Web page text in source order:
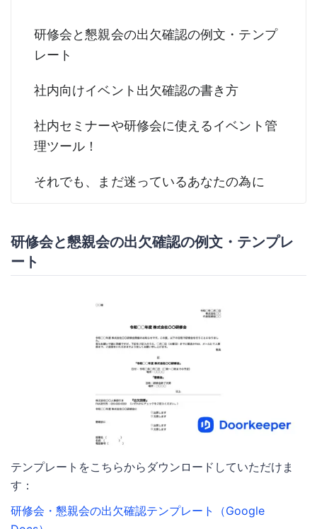
研修会と懇親会の出欠確認の例文・テンプ
レート
社内向けイベント出欠確認の書き方
社内セミナーや研修会に使えるイベント管
理ツール！
それでも、まだ迷っているあなたの為に
研修会と懇親会の出欠確認の例文・テンプレ
ート
テンプレートをこちらからダウンロードしていただけま
す：
研修会・懇親会の出欠確認テンプレート（Google